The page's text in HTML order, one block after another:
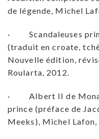
de légende, Michel
· Scandaleuses
(traduit en croate,
Nouvelle édition,
Roularta, 2012.
· Albert II de
prince (préface de
Meeks), Michel Lafon,